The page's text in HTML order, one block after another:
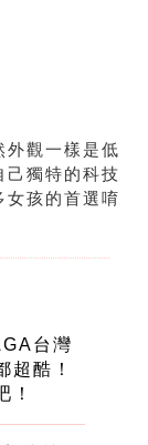
外觀一樣是低
獨特的科技
女孩的首選唷
台灣
超酷！
！